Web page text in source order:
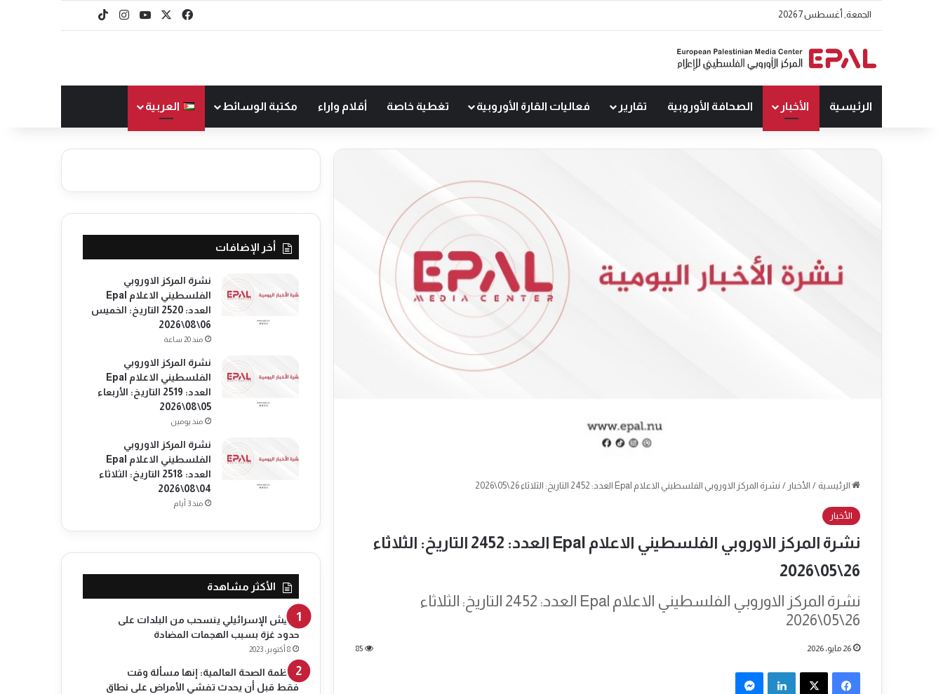
الجمعة, أغسطس 7 2026 فيسبوك ‫YouTubeانستقرام
الرئيسية الأخبار الصحافة الأوروبية تقارير فعاليات القارة الأوروبية تغطية خاصة أقلام واراء مكتبة الوسائط العربية
الرئيسية / الأخبار / نشرة المركز الاوروبي الفلسطيني الاعلام Epal العدد: 2452 التاريخ: الثلاثاء 26\05\2026
الأخبار
نشرة المركز الاوروبي الفلسطيني الاعلام Epal العدد: 2452 التاريخ: الثلاثاء
26\05\2026
نشرة المركز الاوروبي الفلسطيني الاعلام Epal العدد: 2452 التاريخ: الثلاثاء
26\05\2026
26 مايو، 2026 85
فيسبوك ‫X لينكدإن
أخر الإضافات
نشرة المركز الاوروبي
الفلسطيني الاعلام Epal
العدد: 2520 التاريخ: الخميس
06\08\2026
منذ 20 ساعة
نشرة المركز الاوروبي
الفلسطيني الاعلام Epal
العدد: 2519 التاريخ: الأربعاء
05\08\2026
منذ يومين
نشرة المركز الاوروبي
الفلسطيني الاعلام Epal
العدد: 2518 التاريخ: الثلاثاء
04\08\2026
منذ 3 أيام
الأكثر مشاهدة
الجيش الإسرائيلي ينسحب من البلدات على
حدود غزة بسبب الهجمات المضادة
8 أكتوبر، 2023
منظمة الصحة العالمية: إنها مسألة وقت
فقط قبل أن يحدث تفشي الأمراض على نطاق